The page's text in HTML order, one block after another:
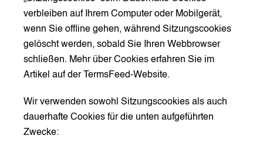
verbleiben auf Ihrem Computer oder Mobilgerät,
wenn Sie offline gehen, während Sitzungscookies
gelöscht werden, sobald Sie Ihren Webbrowser
schließen. Mehr über Cookies erfahren Sie im
Artikel auf der
TermsFeed-Website.
Wir verwenden sowohl Sitzungscookies als auch
dauerhafte Cookies für die unten aufgeführten
Zwecke: